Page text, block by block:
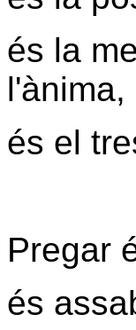
és la
l'ànima,
és el
Pregar
és